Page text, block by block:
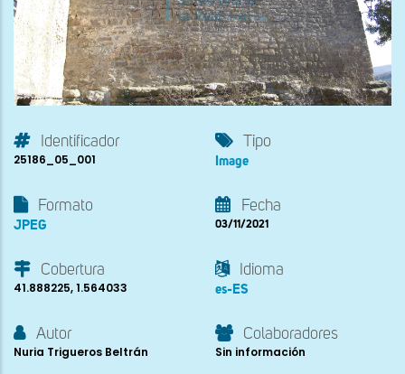
Identificador
25186_05_001
Tipo
Image
Formato
JPEG
Fecha
03/11/2021
Cobertura
41.888225, 1.564033
Idioma
es-ES
Autor
Nuria Trigueros Beltrán
Colaboradores
Sin información